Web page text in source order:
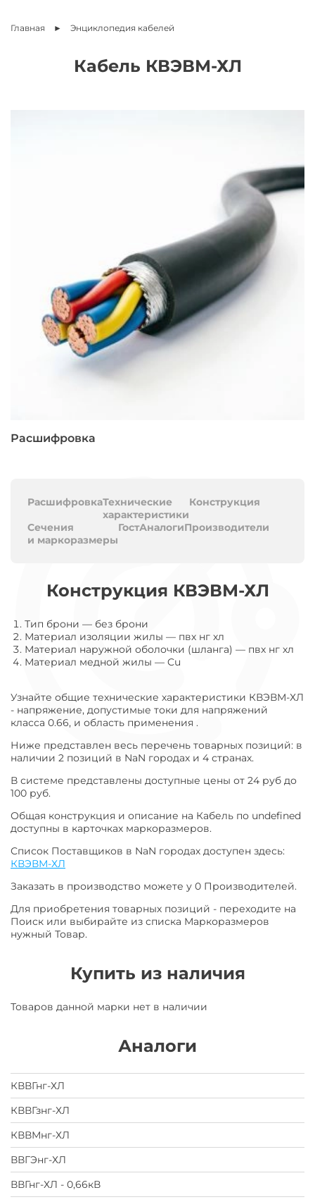
Главная Энциклопедия кабелей
Кабель КВЭВМ-ХЛ
Расшифровка
РасшифровкаТехнические
характеристики
Конструкция
Сечения
и маркоразмеры
ГостАналогиПроизводители
Конструкция КВЭВМ-ХЛ
Тип брони — без брони
Материал изоляции жилы — пвх нг хл
Материал наружной оболочки (шланга) — пвх нг хл
Материал медной жилы — Cu
Узнайте общие технические характеристики КВЭВМ-ХЛ
- напряжение, допустимые токи для напряжений
класса 0.66, и область применения .
Ниже представлен весь перечень товарных позиций: в
наличии 2 позиций в NaN городах и 4 странах.
В системе представлены доступные цены от 24 руб до
100 руб.
Общая конструкция и описание на Кабель по undefined
доступны в карточках маркоразмеров.
Список Поставщиков в NaN городах доступен здесь:
КВЭВМ-ХЛ
Заказать в производство можете у 0 Производителей.
Для приобретения товарных позиций - переходите на
Поиск или выбирайте из списка Маркоразмеров
нужный Товар.
Купить из наличия
Товаров данной марки нет в наличии
Аналоги
КВВГнг-ХЛ
КВВГзнг-ХЛ
КВВМнг-ХЛ
ВВГЭнг-ХЛ
ВВГнг-ХЛ - 0,66кВ